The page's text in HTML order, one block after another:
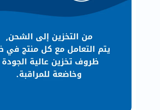
دعم
الكلى
والمسالك
البولية
دعم